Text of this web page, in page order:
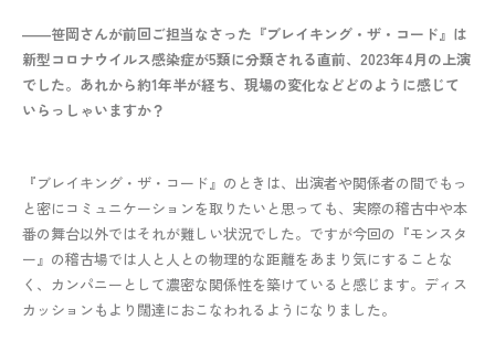
――笹岡さんが前回ご担当なさった『ブレイキング・ザ・コード』は
新型コロナウイルス感染症が5類に分類される直前、2023年4月の上演
でした。あれから約1年半が経ち、現場の変化などどのように感じて
いらっしゃいますか？
『ブレイキング・ザ・コード』のときは、出演者や関係者の間でもっ
と密にコミュニケーションを取りたいと思っても、実際の稽古中や本
番の舞台以外ではそれが難しい状況でした。ですが今回の『モンスタ
ー』の稽古場では人と人との物理的な距離をあまり気にすることな
く、カンパニーとして濃密な関係性を築けていると感じます。ディス
カッションもより闊達におこなわれるようになりました。